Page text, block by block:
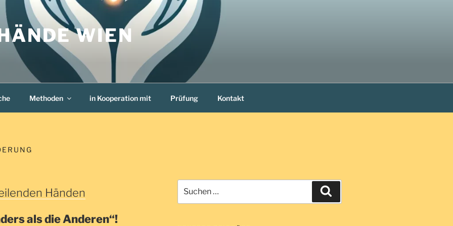
WIEN
Methoden in Kooperation mit Prüfung Kontakt
Händen
als die Anderen“!
nach: